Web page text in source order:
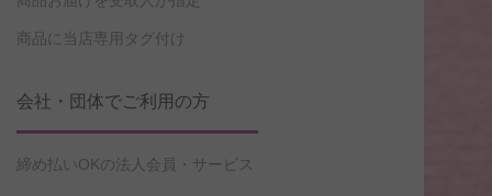
商品に当店専用タグ付け
会社・団体でご利用の方
締め払いOKの法人会員・サービス